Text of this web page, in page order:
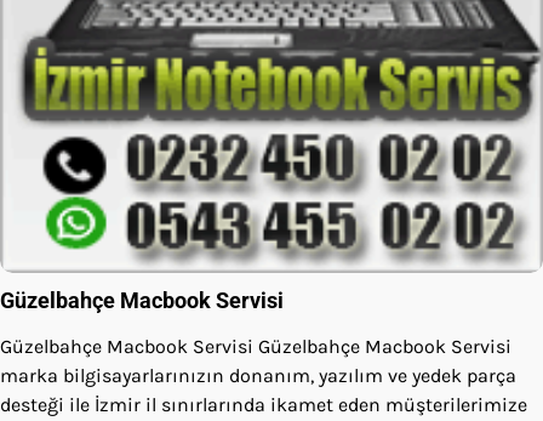
Güzelbahçe Macbook Servisi
Güzelbahçe Macbook Servisi Güzelbahçe Macbook Servisi
marka bilgisayarlarınızın donanım, yazılım ve yedek parça
desteği ile İzmir il sınırlarında ikamet eden müşterilerimize